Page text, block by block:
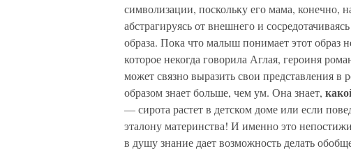
символизации, поскольку его мама, конечно,
абстрагируясь от внешнего и
образа. Пока что малыш понимает этот образ
которое некогда говорила Аглая, героиня
может связно выразить свои представления
образом знает больше, чем ум. Она знает,
— сирота растет в детском доме или если
эталону материнства! И именно это
в душу знание дает возможность делать